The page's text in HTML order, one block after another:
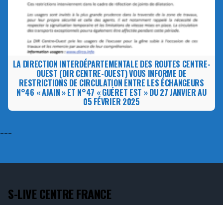
LA DIRECTION INTERDÉPARTEMENTALE DES ROUTES CENTRE-
OUEST (DIR CENTRE-OUEST) VOUS INFORME DE
RESTRICTIONS DE CIRCULATION ENTRE LES ÉCHANGEURS
N°46 « AJAIN » ET N°47 « GUÉRET EST » DU 27 JANVIER AU
05 FÉVRIER 2025
---
S-LIVE CENTRE FRANCE